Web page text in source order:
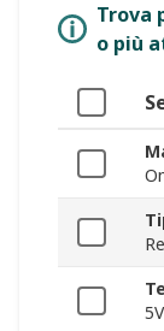
Trova
o più